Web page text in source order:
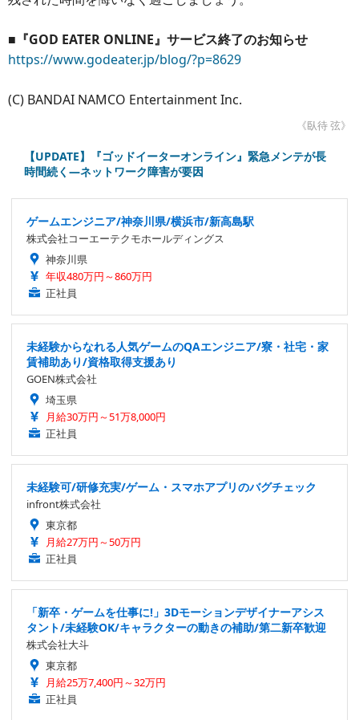
■『GOD EATER ONLINE』サービス終了のお知らせ
https://www.godeater.jp/blog/?p=8629
(C) BANDAI NAMCO Entertainment Inc.
《臥待 弦》
【UPDATE】『ゴッドイーターオンライン』緊急メンテが長
時間続く―ネットワーク障害が要因
ゲームエンジニア/神奈川県/横浜市/新高島駅
株式会社コーエーテクモホールディングス
神奈川県
年収480万円～860万円
正社員
未経験からなれる人気ゲームのQAエンジニア/寮・社宅・家
賃補助あり/資格取得支援あり
GOEN株式会社
埼玉県
月給30万円～51万8,000円
正社員
未経験可/研修充実/ゲーム・スマホアプリのバグチェック
infront株式会社
東京都
月給27万円～50万円
正社員
「新卒・ゲームを仕事に!」3Dモーションデザイナーアシス
タント/未経験OK/キャラクターの動きの補助/第二新卒歓迎
株式会社大斗
東京都
月給25万7,400円～32万円
正社員